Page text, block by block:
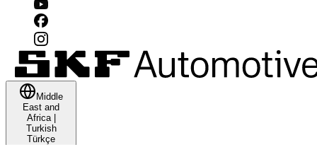
Middle
East and
Africa|
Turkish
Türkçe